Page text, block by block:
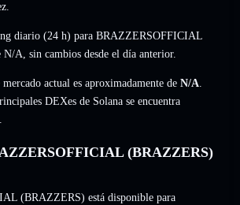
diario (24 h) para BRAZZERSOFFICIAL
N/A, sin cambios desde el día anterior.
actual es aproximadamente de N/A.
DEXes de Solana se encuentra
.
(BRAZZERS)
(BRAZZERS) está disponible para